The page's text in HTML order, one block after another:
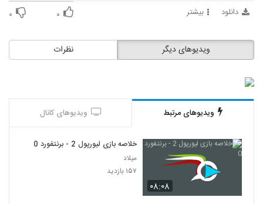
دانلود بیشتر ۰ ۰
نظرات ویدیوهای دیگر
ویدیوهای مرتبط ویدیوهای کانال
۰۸:۰۸
خلاصه بازی لیورپول 2 - برنتفورد 0
میلاد
۱۵۷ بازدید